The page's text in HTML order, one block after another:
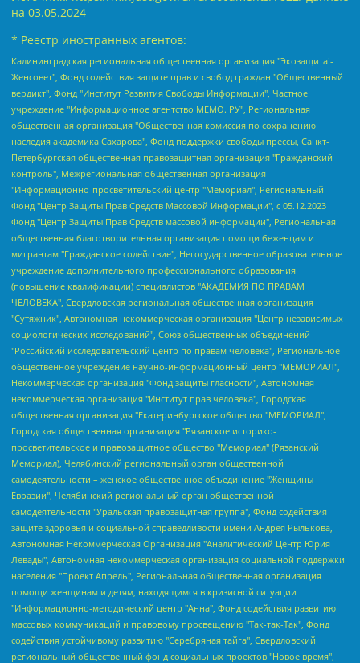
на 03.05.2024
* Реестр иностранных агентов:
Калининградская региональная общественная организация "Экозащита!-Женсовет", Фонд содействия защите прав и свобод граждан "Общественный вердикт", Фонд "Институт Развития Свободы Информации", Частное учреждение "Информационное агентство МЕМО. РУ", Региональная общественная организация "Общественная комиссия по сохранению наследия академика Сахарова", Фонд поддержки свободы прессы, Санкт-Петербургская общественная правозащитная организация "Гражданский контроль", Межрегиональная общественная организация "Информационно-просветительский центр "Мемориал", Региональный Фонд "Центр Защиты Прав Средств Массовой Информации", с 05.12.2023 Фонд "Центр Защиты Прав Средств массовой информации", Региональная общественная благотворительная организация помощи беженцам и мигрантам "Гражданское содействие", Негосударственное образовательное учреждение дополнительного профессионального образования (повышение квалификации) специалистов "АКАДЕМИЯ ПО ПРАВАМ ЧЕЛОВЕКА", Свердловская региональная общественная организация "Сутяжник", Автономная некоммерческая организация "Центр независимых социологических исследований", Союз общественных объединений "Российский исследовательский центр по правам человека", Региональное общественное учреждение научно-информационный центр "МЕМОРИАЛ", Некоммерческая организация "Фонд защиты гласности", Автономная некоммерческая организация "Институт прав человека", Городская общественная организация "Екатеринбургское общество "МЕМОРИАЛ", Городская общественная организация "Рязанское историко-просветительское и правозащитное общество "Мемориал" (Рязанский Мемориал), Челябинский региональный орган общественной самодеятельности – женское общественное объединение "Женщины Евразии", Челябинский региональный орган общественной самодеятельности "Уральская правозащитная группа", Фонд содействия защите здоровья и социальной справедливости имени Андрея Рылькова, Автономная Некоммерческая Организация "Аналитический Центр Юрия Левады", Автономная некоммерческая организация социальной поддержки населения "Проект Апрель", Региональная общественная организация помощи женщинам и детям, находящимся в кризисной ситуации "Информационно-методический центр "Анна", Фонд содействия развитию массовых коммуникаций и правовому просвещению "Так-так-Так", Фонд содействия устойчивому развитию "Серебряная тайга", Свердловский региональный общественный фонд социальных проектов "Новое время", "Idel.Реалии", Кавказ.Реалии, Крым.Реалии, Телеканал Настоящее Время, Татаро-башкирская служба Радио Свобода (Azatliq Radiosi), Радио Свободная Европа/Радио Свобода (PCE/PC), "Сибирь.Реалии", "Фактограф", Благотворительный фонд помощи осужденным и их семьям, Автономная некоммерческая организация "Институт глобализации и социальных движений", Фонд "В защиту прав заключенных", Частное учреждение "Центр поддержки и содействия развитию средств массовой информации", Пензенский региональный общественный благотворительный фонд "Гражданский союз", "Север.Реалии", Некоммерческая организация Фонд "Правовая инициатива", Общество с ограниченной ответственностью "Радио Свободная Европа/Радио Свобода", Чешское информационное агентство "MEDIUM-ORIENT", Красноярская региональная общественная организация "Мы против СПИДа", Камалягин Денис Николаевич, Маркелов Сергей Евгеньевич, Пономарев Лев Александрович, Савицкая Людмила Алексеевна, Автономная некоммерческая организация "Центр по работе с проблемой насилия "НАСИЛИЮ.НЕТ", Межрегиональный профессиональный союз работников здравоохранения "Альянс врачей", Юридическое лицо, зарегистрированное в Латвийской Республике, SIA "Medusa Project" (регистрационный номер 40103797863, дата регистрации 10.06.2014), Некоммерческая организация "Фонд по борьбе с коррупцией", Автономная некоммерческая организация "Институт права и публичной политики", Баданин Роман Сергеевич, Гликин Максим Александрович, Железнова Мария Михайловна, Лукьянова Юлия Сергеевна, Маетная Елизавета Витальевна, Маняхин Петр Борисович, Чуракова Ольга Владимировна, Ярош Юлия Петровна, Юридическое лицо "The Insider SIA", зарегистрированное в Риге, Латвийская Республика (дата регистрации 26.06.2015), являющееся администратором доменного имени интернет-издания "The Insider SIA", https://theins.ru, Постернак Алексей Евгеньевич, Рубин Михаил Аркадьевич, Анин Роман Александрович, Юридическое лицо Istories fonds, зарегистрированное в Латвийской Республике (регистрационный номер 50008295751, дата регистрации 24.02.2020), Великовский Дмитрий Александрович, Долинина Ирина Николаевна, Мароховская Алеся Алексеевна, Шлейнов Роман Юрьевич, Шмагун Олеся Валентиновна, Общество с ограниченной ответственностью "Альтаир 2021", Общество с ограниченной ответственностью "Вега 2021", Общество с ограниченной ответственностью "Главный редактор 2021", Общество с ограниченной ответственностью "Ромашки монолит", Важенков Артем Валерьевич, Ивановская областная общественная организация "Центр гендерных исследований", Гурман Юрий Альбертович, Медиапроект "ОВД-Инфо", Егоров Владимир Владимирович, Жилинский Владимир Александрович, Общество с ограниченной ответственностью "ЗП", Иванова София Юрьевна, Карезина Инна Павловна, Кильтау Екатерина Викторовна, Петров Алексей Викторович, Пискунов Сергей Евгеньевич, Смирнов Сергей Сергеевич, Тихонов Михаил Сергеевич, Общество с ограниченной ответственностью "ЖУРНАЛИСТ-ИНОСТРАННЫЙ АГЕНТ", Арапова Галина Юрьевна, Вольтская Татьяна Анатольевна, Американская компания "Mason G.E.S. Anonymous Foundation" (США), являющаяся владельцем интернет-издания https://mnews.world/, Компания "Stichting Bellingcat", зарегистрированная в Нидерландах (дата регистрации 11.07.2018), Захаров Андрей Вячеславович, Клепиковская Екатерина Дмитриевна, Общество с ограниченной ответственностью "МЕМО", Перл Роман Александрович, Симонов Евгений Алексеевич, Соловьева Елена Анатольевна, Сотников Даниил Владимирович, Сурначева Елизавета Дмитриевна, Автономная некоммерческая организация по защите прав человека и информированию населения "Якутия – Наше Мнение", Общество с ограниченной ответственностью "Москоу диджитал медиа", с 26.01.2023 Общество с ограниченной ответственностью "Чайка Белые сады", Ветошкина Валерия Валерьевна, Заговора Максим Александрович, Межрегиональное общественное движение "Российская ЛГБТ - сеть", Оленичев Максим Владимирович, Павлов Иван Юрьевич, Скворцова Елена Сергеевна, Общество с ограниченной ответственностью "Как бы инагент", Кочетков Игорь Викторович, Общество с ограниченной ответственностью "Честные выборы", Еланчик Олег Александрович, Общество с ограниченной ответственностью "Нобелевский призыв", Гималова Регина Эмилевна, Григорьев Андрей Валерьевич, Григорьева Алина Александровна, Ассоциация по содействию защите прав призывников, альтернативнослужащих и военнослужащих "Правозащитная группа "Гражданин.Армия.Право", Хисамова Регина Фаритовна, Автономная некоммерческая организация по реализации социально-правовых программ "Лилит", Дальневосточное общественное движение "Маяк", Санкт-Петербургская ЛГБТ-инициативная группа "Выход", Инициативная группа ЛГБТ+ "Реверс", Алексеев Андрей Викторович, Бекбулатова Таисия Львовна, Беляев Иван Михайлович, Владыкина Елена Сергеевна, Гельман Марат Александрович, Никульшина Вероника Юрьевна, Толоконникова Надежда Андреевна, Шендерович Виктор Анатольевич, Общество с ограниченной ответственностью "Данное сообщение", Общество с ограниченной ответственностью Издательский дом "Новая глава", Айнбиндер Александра Александровна, Московский комьюнити-центр для ЛГБТ+инициатив, Благотворительный фонд развития филантропии, Deutsche Welle (Германия, Kurt-Schumacher-Strasse 3, 53113 Bonn), Борзунова Мария Михайловна, Воробьев Виктор Викторович, Голубева Анна Львовна, Константинова Алла Михайловна, Малкова Ирина Владимировна, Мурадов Мурад Абдулгалимович, Осетинская Елизавета Николаевна, Понасенков Евгений Николаевич, Ганапольский Матвей Юрьевич, Киселев Евгений Алексеевич, Борухович Ирина Григорьевна, Дремин Иван Тимофеевич, Дубровский Дмитрий Викторович, Красноярская региональная общественная организация поддержки и развития альтернативных образовательных технологий и межкультурных коммуникаций "ИНТЕРРА", Маяковская Екатерина Алексеевна, Фейгин Марк Захарович, Филимонов Андрей Викторович, Дзугкоева Регина Николаевна, Доброхотов Роман Александрович, Дудь Юрий Александрович, Елкин Сергей Владимирович, Кругликов Кирилл Игоревич, Сабунаева Мария Леонидовна, Семенов Алексей Владимирович, Шаинян Карен Багратович, Шульман Екатерина Михайловна, Асафьев Артур Валерьевич, Вахштайн Виктор Семенович, Венедиктов Алексей Алексеевич, Лушникова Екатерина Евгеньевна, Волков Леонид Михайлович, Невзоров Александр Глебович, Пархоменко Сергей Борисович, Сироткин Ярослав Николаевич, Кара-Мурза Владимир Владимирович, Баранова Наталья Владимировна, Гозман Леонид Яковлевич, Кагарлицкий Борис Юльевич, Климарев Михаил Валерьевич, Милов Владимир Станиславович, Автономная некоммерческая организация Краснодарский центр современного искусства "Типография", Моргенштерн Алишер Тагирович, Соболь Любовь Эдуардовна, Общество с ограниченной ответственностью "ЛИЗА НОРМ", Каспаров Гарри Кимович, Ходорковский Михаил Борисович, Общество с ограниченной ответственностью "Апрельские тезисы", Данилович Ирина Брониславовна, Кашин Олег Владимирович, Петров Николай Владимирович, Пивоваров Алексей Владимирович, Соколов Михаил Владимирович, Цветкова Юлия Владимировна, Чичваркин Евгений Александрович, Комитет против пыток/Команда против пыток, Общество с ограниченной ответственностью "Первый научный", Общество с ограниченной ответственностью "Вертолет и ко", Белоцерковская Вероника Борисовна, Кац Максим Евгеньевич, Лазарева Татьяна Юрьевна, Шаведдинов Руслан Табризович, Яшин Илья Валерьевич, Общество с ограниченной ответственностью "Иноагент ААВ", Алешковский Дмитрий Петрович, Альбац Евгения Марковна, Быков Дмитрий Львович, Галямина Юлия Евгеньевна, Лойко Сергей Леонидович, Мартынов Кирилл Константинович, Медведев Сергей Александрович, Крашенинников Федор Геннадиевич, Гордеева Катерина Вл